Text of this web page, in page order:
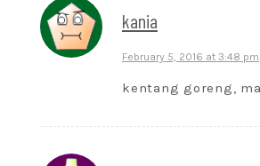
kania
February 5, 2016 at 3:48 pm
kentang goreng,